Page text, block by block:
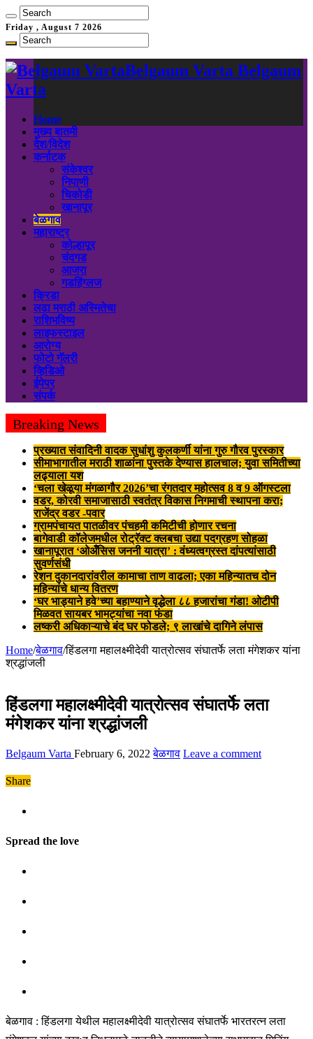
Friday , August 7 2026
Belgaum Varta Belgaum
Varta
Home
मुख्य बातमी
देश/विदेश
कर्नाटक
संकेश्वर
निपाणी
चिकोडी
खानापूर
बेळगाव
महाराष्ट्र
कोल्हापूर
चंदगड
आजरा
गडहिंग्लज
क्रिडा
लढा मराठी अस्मितेचा
राशिभविष्य
लाइफस्टाइल
आरोग्य
फोटो गॅलरी
व्हिडिओ
ईपेपर
संपर्क
Breaking News
प्रख्यात संवादिनी वादक सुधांशु कुलकर्णी यांना गुरु गौरव पुरस्कार
सीमाभागातील मराठी शाळांना पुस्तके देण्यास हालचाल; युवा समितीच्या
लढ्याला यश
‘चला खेळूया मंगळागौर 2026’चा रंगतदार महोत्सव 8 व 9 ऑगस्टला
वडर, कोरवी समाजासाठी स्वतंत्र विकास निगमाची स्थापना करा;
राजेंद्र वडर -पवार
ग्रामपंचायत पातळीवर पंचहमी कमिटीची होणार रचना
बागेवाडी कॉलेजमधील रोट्रॅक्ट क्लबचा उद्या पदग्रहण सोहळा
खानापूरात ‘ओअँसिस जननी यात्रा’ : वंध्यत्वग्रस्त दांपत्यांसाठी
सुवर्णसंधी
रेशन दुकानदारांवरील कामाचा ताण वाढला; एका महिन्यातच दोन
महिन्यांचे धान्य वितरण
‘घर भाड्याने हवे’च्या बहाण्याने वृद्धेला ८८ हजारांचा गंडा! ओटीपी
मिळवत सायबर भामट्यांचा नवा फंडा
लष्करी अधिकाऱ्याचे बंद घर फोडले; ९ लाखांचे दागिने लंपास
Home/बेळगाव/हिंडलगा महालक्ष्मीदेवी यात्रोत्सव संघातर्फे लता मंगेशकर यांना
श्रद्धांजली
हिंडलगा महालक्ष्मीदेवी यात्रोत्सव संघातर्फे लता
मंगेशकर यांना श्रद्धांजली
Belgaum Varta February 6, 2022 बेळगाव Leave a comment
Share
Spread the love
बेळगाव : हिंडलगा येथील महालक्ष्मीदेवी यात्रोत्सव संघातर्फे भारतरत्न लता